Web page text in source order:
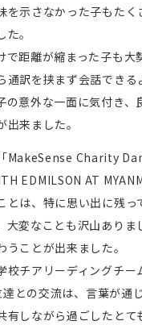
を示さなかった子もたく
。
で距離が縮まった子も大
通訳を挟まず会話できる
の意外な一面に気付き、
来ました。
MakeSense Charity
EDMILSON AT
とは、特に思い出に残っ
大変なことも沢山ありま
うことが出来ました。
校チアリーディングチー
との交流は、言葉が通
有しながら過ごしたとて